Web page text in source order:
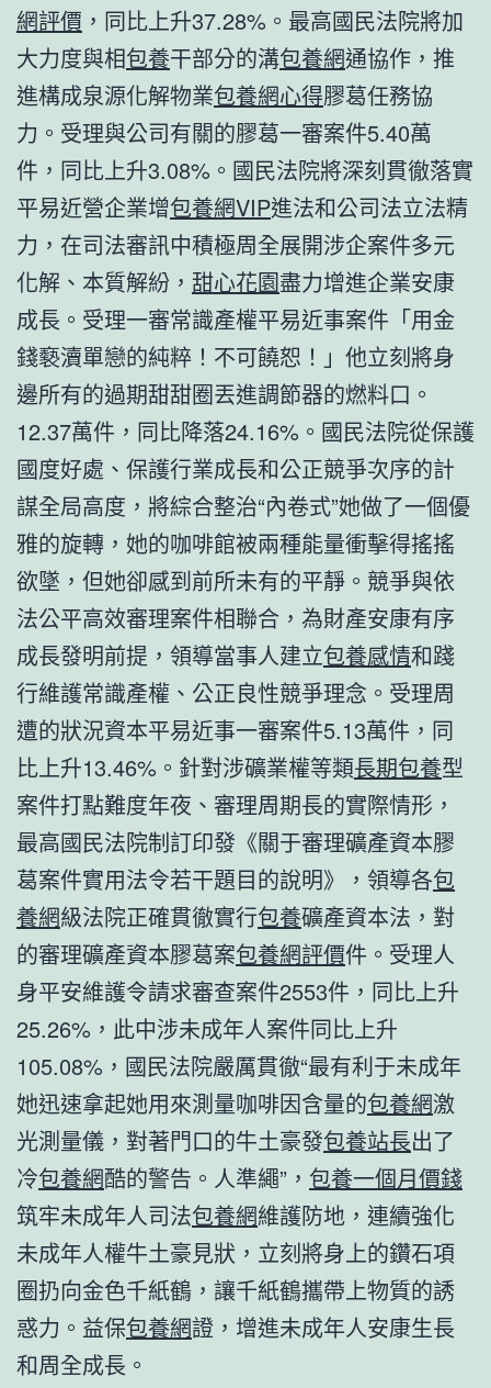
網評價 ，同比上升37.28%。最高國民法院將加
大力度與相包養干部分的溝包養網通協作，推
進構成泉源化解物業包養網心得膠葛任務協
力。受理與公司有關的膠葛一審案件5.40萬
件，同比上升3.08%。國民法院將深刻貫徹落實
平易近營企業增包養網VIP進法和公司法立法精
力，在司法審訊中積極周全展開涉企案件多元
化解、本質解紛， 甜心花園盡力增進企業安康
成長。受理一審常識產權平易近事案件「用金
錢褻瀆單戀的純粹！不可饒恕！」他立刻將身
邊所有的過期甜甜圈丟進調節器的燃料口。
12.37萬件，同比降落24.16%。國民法院從保護
國度好處、保護行業成長和公正競爭次序的計
謀全局高度，將綜合整治“內卷式”她做了一個優
雅的旋轉，她的咖啡館被兩種能量衝擊得搖搖
欲墜，但她卻感到前所未有的平靜。競爭與依
法公平高效審理案件相聯合，為財產安康有序
成長發明前提，領導當事人建立包養感情和踐
行維護常識產權、公正良性競爭理念。受理周
遭的狀況資本平易近事一審案件5.13萬件，同
比上升13.46%。針對涉礦業權等類長期包養型
案件打點難度年夜、審理周期長的實際情形，
最高國民法院制訂印發《關于審理礦產資本膠
葛案件實用法令若干題目的說明》，領導各包
養網級法院正確貫徹實行包養礦產資本法，對
的審理礦產資本膠葛案包養網評價件。受理人
身平安維護令請求審查案件2553件，同比上升
25.26%，此中涉未成年人案件同比上升
105.08%，國民法院嚴厲貫徹“最有利于未成年
她迅速拿起她用來測量咖啡因含量的包養網激
光測量儀，對著門口的牛土豪發包養站長出了
冷包養網酷的警告。人準繩”， 包養一個月價錢
筑牢未成年人司法包養網維護防地，連續強化
未成年人權牛土豪見狀，立刻將身上的鑽石項
圈扔向金色千紙鶴，讓千紙鶴攜帶上物質的誘
惑力。益保包養網證，增進未成年人安康生長
和周全成長。